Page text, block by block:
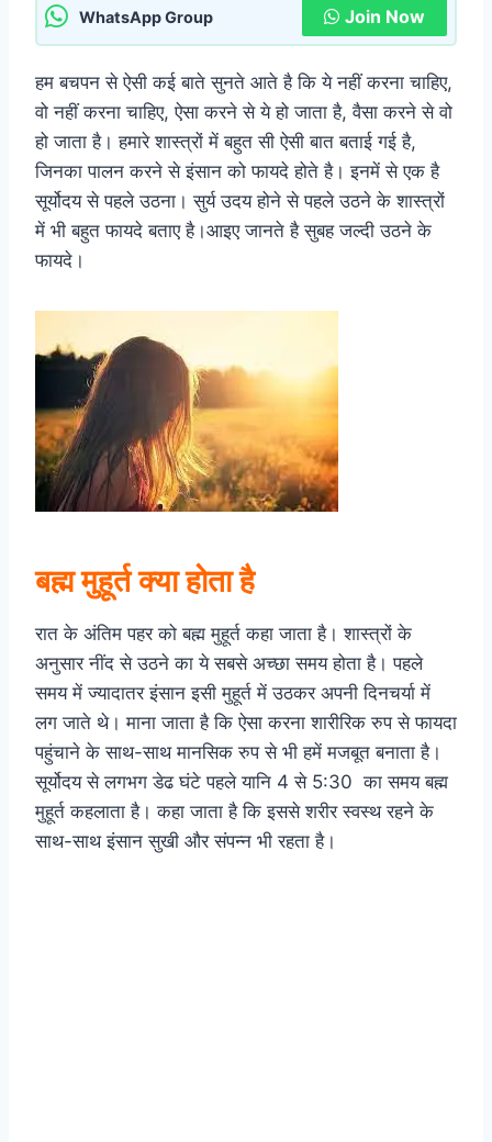
WhatsApp Group Join Now
हम बचपन से ऐसी कई बाते सुनते आते है कि ये नहीं करना चाहिए,
वो नहीं करना चाहिए, ऐसा करने से ये हो जाता है, वैसा करने से वो
हो जाता है। हमारे शास्त्रों में बहुत सी ऐसी बात बताई गई है,
जिनका पालन करने से इंसान को फायदे होते है। इनमें से एक है
सूर्योदय से पहले उठना। सुर्य उदय होने से पहले उठने के शास्त्रों
में भी बहुत फायदे बताए है।आइए जानते है सुबह जल्दी उठने के
फायदे।
बह्म मुहूर्त क्या होता है
रात के अंतिम पहर को बह्म मुहूर्त कहा जाता है। शास्त्रों के
अनुसार नींद से उठने का ये सबसे अच्छा समय होता है। पहले
समय में ज्यादातर इंसान इसी मुहूर्त में उठकर अपनी दिनचर्या में
लग जाते थे। माना जाता है कि ऐसा करना शारीरिक रुप से फायदा
पहुंचाने के साथ-साथ मानसिक रुप से भी हमें मजबूत बनाता है।
सूर्योदय से लगभग डेढ घंटे पहले यानि 4 से 5:30 का समय बह्म
मुहूर्त कहलाता है। कहा जाता है कि इससे शरीर स्वस्थ रहने के
साथ-साथ इंसान सुखी और संपन्न भी रहता है।